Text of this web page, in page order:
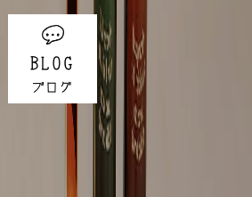
BLOG
ブログ